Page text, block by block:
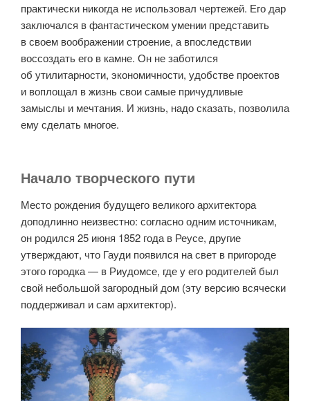
практически никогда не использовал чертежей. Его дар
заключался в фантастическом умении представить
в своем воображении строение, а впоследствии
воссоздать его в камне. Он не заботился
об утилитарности, экономичности, удобстве проектов
и воплощал в жизнь свои самые причудливые
замыслы и мечтания. И жизнь, надо сказать, позволила
ему сделать многое.
Начало творческого пути
Место рождения будущего великого архитектора
доподлинно неизвестно: согласно одним источникам,
он родился 25 июня 1852 года в Реусе, другие
утверждают, что Гауди появился на свет в пригороде
этого городка — в Риудомсе, где у его родителей был
свой небольшой загородный дом (эту версию всячески
поддерживал и сам архитектор).